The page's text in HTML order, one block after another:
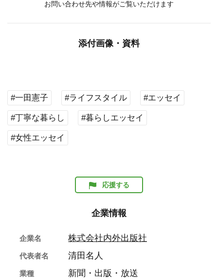
お問い合わせ先や情報がご覧いただけます
添付画像・資料
#一田憲子 #ライフスタイル #エッセイ
#丁寧な暮らし #暮らしエッセイ
#女性エッセイ
応援する
企業情報
企業名 株式会社内外出版社
代表者名 清田名人
業種 新聞・出版・放送